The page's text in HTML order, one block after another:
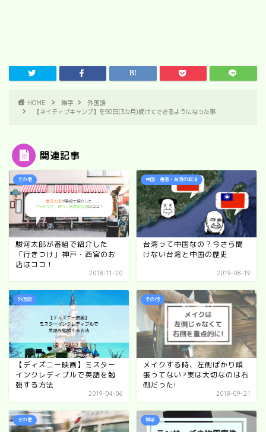
HOME 雑学
外国語
【ネイティブキャンプ】を90日(3カ月)続けてできるようになった事
関連記事
その他
駿河太郎が番組で紹介した
「行きつけ」神戸・西宮のお
店はココ！
2018-11-20
中国・香港・台湾の政治
台湾って中国なの？今さら聞
けない台湾と中国の歴史
2019-08-19
外国語
【ディズニー映画】ミスター
インクレディブルで英語を勉
強する方法
2019-04-06
その他
メイクする時、左側ばかり頑
張ってない?実は大切なのは右
側だった!
2018-09-21
その他 雑学